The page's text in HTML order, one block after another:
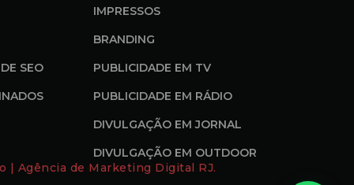
SEO
IMPRESSOS
BRANDING
PUBLICIDADE EM TV
PUBLICIDADE EM RÁDIO
DIVULGAÇÃO EM JORNAL
DIVULGAÇÃO EM OUTDOOR
| Agência de Marketing Digital RJ.